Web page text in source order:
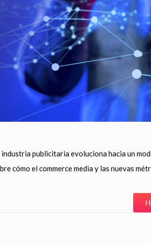
industria publicitaria evoluciona hacia un
cómo el commerce media y las nuevas